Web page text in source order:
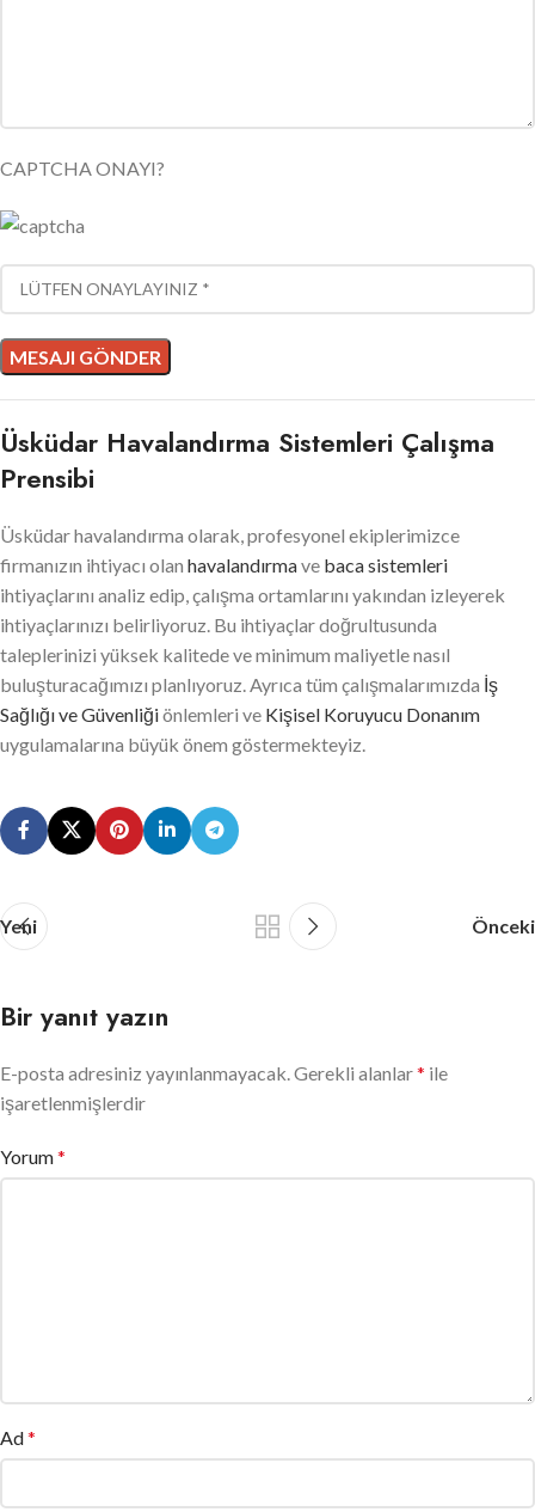
CAPTCHA ONAYI?
Üsküdar Havalandırma Sistemleri Çalışma
Prensibi
Üsküdar havalandırma olarak, profesyonel ekiplerimizce
firmanızın ihtiyacı olan havalandırmave baca sistemleri
ihtiyaçlarını analiz edip, çalışma ortamlarını yakından izleyerek
ihtiyaçlarınızı belirliyoruz. Bu ihtiyaçlar doğrultusunda
taleplerinizi yüksek kalitede ve minimum maliyetle nasıl
buluşturacağımızı planlıyoruz. Ayrıca tüm çalışmalarımızda İş
Sağlığı ve Güvenliğiönlemleri ve Kişisel Koruyucu Donanım
uygulamalarına büyük önem göstermekteyiz.
Yeni Önceki
Bir yanıt yazın
E-posta adresiniz yayınlanmayacak. Gerekli alanlar* ile
işaretlenmişlerdir
Yorum*
Ad*